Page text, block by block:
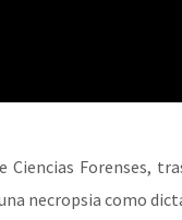
Forenses,
necropsia como